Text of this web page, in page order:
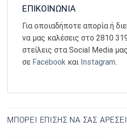
ΕΠΙΚΟΙΝΩΝΙΑ
Για οποιαδήποτε απορία ή
να μας καλέσεις στο 2810
στείλεις στα Social Media μας
σε Facebook και Instagram.
ΜΠΟΡΕΊ ΕΠΊΣΗΣ ΝΑ ΣΑΣ